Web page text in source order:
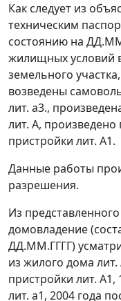
Как следует из
техническим
состоянию на
жилищных условий
земельного
возведены
лит. а3.,
лит. А,
пристройки лит. А1.
Данные работы
разрешения.
Из
домовладение
ДД.ММ.ГГГГ)
из жилого дома
пристройки лит. А1,
лит. а1, 2004 года